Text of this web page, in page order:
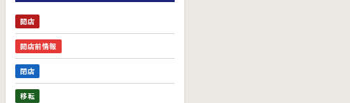
開店
開店前情報
閉店
移転